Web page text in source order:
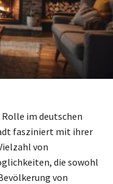
im deutschen
fasziniert mit ihrer
von
die sowohl
von